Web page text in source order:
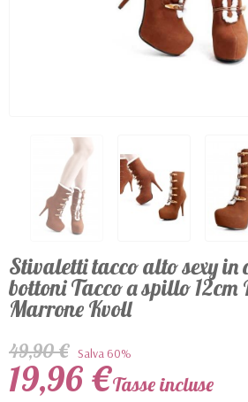
Stivaletti tacco alto sexy in
bottoni Tacco a spillo 12cm
Marrone Kvoll
49,90 € Salva 60%
19,96 €Tasse incluse